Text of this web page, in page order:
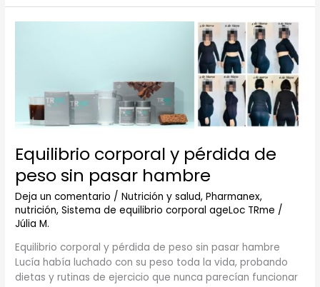
Equilibrio corporal y pérdida de
peso sin pasar hambre
Deja un comentario /Nutrición y salud,Pharmanex,
nutrición,Sistema de equilibrio corporal ageLoc TRme /
Júlia M.
Equilibrio corporal y pérdida de peso sin pasar hambre
Lucía había luchado con su peso toda la vida, probando
dietas y rutinas de ejercicio que nunca parecían funcionar
peso
sin
hambre